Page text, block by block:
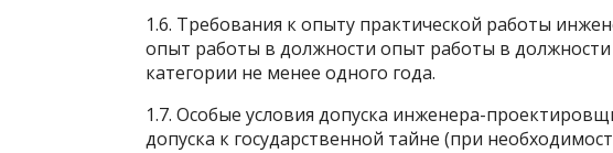
1.6. Требования к опыту практической работы
опыт работы в должности опыт работы в
категории не менее одного года.
1.7. Особые условия допуска инженера-
допуска к государственной тайне (при